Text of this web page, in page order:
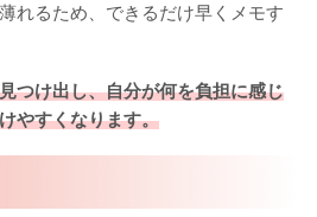
れるため、できるだけ早くメモす
つけ出し、自分が何を負担に感じ
やすくなります。